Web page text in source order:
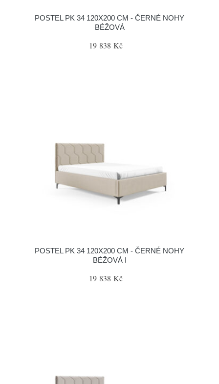
POSTEL PK 34 120X200 CM - ČERNÉ NOHY
BÉŽOVÁ
19 838 Kč
POSTEL PK 34 120X200 CM - ČERNÉ NOHY
BÉŽOVÁ I
19 838 Kč